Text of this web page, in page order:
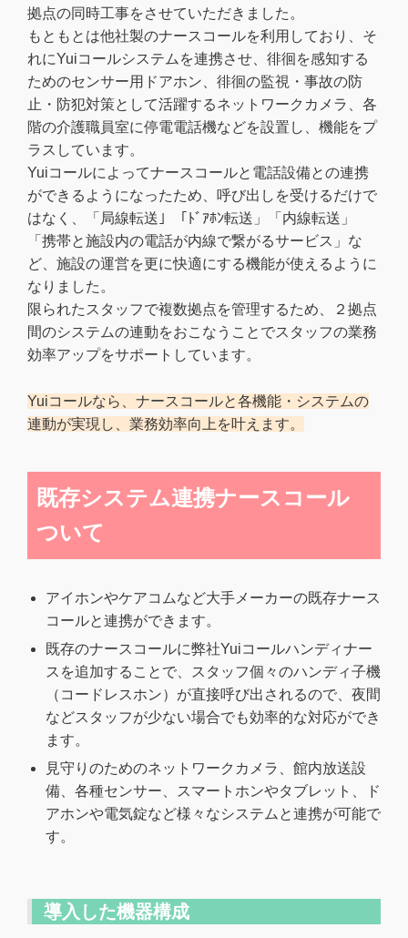
拠点の同時工事をさせていただきました。
もともとは他社製のナースコールを利用しており、そ
れにYuiコールシステムを連携させ、徘徊を感知する
ためのセンサー用ドアホン、徘徊の監視・事故の防
止・防犯対策として活躍するネットワークカメラ、各
階の介護職員室に停電電話機などを設置し、機能をプ
ラスしています。
Yuiコールによってナースコールと電話設備との連携
ができるようになったため、呼び出しを受けるだけで
はなく、「局線転送」「ﾄﾞｱﾎﾝ転送」「内線転送」
「携帯と施設内の電話が内線で繋がるサービス」な
ど、施設の運営を更に快適にする機能が使えるように
なりました。
限られたスタッフで複数拠点を管理するため、２拠点
間のシステムの連動をおこなうことでスタッフの業務
効率アップをサポートしています。
Yuiコールなら、ナースコールと各機能・システムの
連動が実現し、業務効率向上を叶えます。
既存システム連携ナースコール
ついて
アイホンやケアコムなど大手メーカーの既存ナース
コールと連携ができます。
既存のナースコールに弊社Yuiコールハンディナー
スを追加することで、スタッフ個々のハンディ子機
（コードレスホン）が直接呼び出されるので、夜間
などスタッフが少ない場合でも効率的な対応ができ
ます。
見守りのためのネットワークカメラ、館内放送設
備、各種センサー、スマートホンやタブレット、ド
アホンや電気錠など様々なシステムと連携が可能で
す。
導入した機器構成